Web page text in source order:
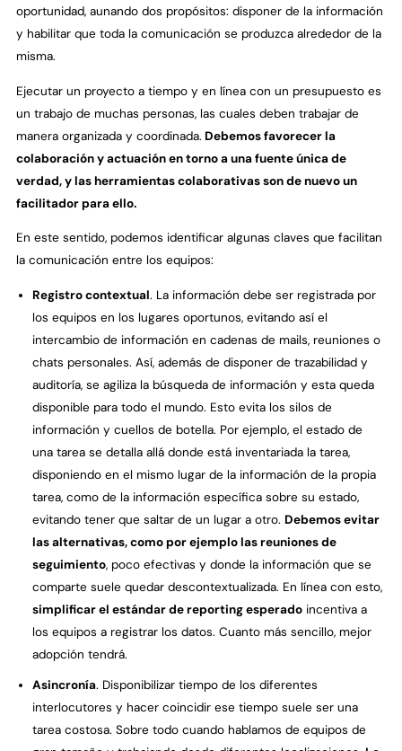
oportunidad, aunando dos propósitos: disponer de la información
y habilitar que toda la comunicación se produzca alrededor de la
misma.
Ejecutar un proyecto a tiempo y en línea con un presupuesto es
un trabajo de muchas personas, las cuales deben trabajar de
manera organizada y coordinada. Debemos favorecer la
colaboración y actuación en torno a una fuente única de
verdad, y las herramientas colaborativas son de nuevo un
facilitador para ello.
En este sentido, podemos identificar algunas claves que facilitan
la comunicación entre los equipos:
Registro contextual. La información debe ser registrada por
los equipos en los lugares oportunos, evitando así el
intercambio de información en cadenas de mails, reuniones o
chats personales. Así, además de disponer de trazabilidad y
auditoría, se agiliza la búsqueda de información y esta queda
disponible para todo el mundo. Esto evita los silos de
información y cuellos de botella. Por ejemplo, el estado de
una tarea se detalla allá donde está inventariada la tarea,
disponiendo en el mismo lugar de la información de la propia
tarea, como de la información específica sobre su estado,
evitando tener que saltar de un lugar a otro. Debemos evitar
las alternativas, como por ejemplo las reuniones de
seguimiento, poco efectivas y donde la información que se
comparte suele quedar descontextualizada. En línea con esto,
simplificar el estándar de reporting esperado incentiva a
los equipos a registrar los datos. Cuanto más sencillo, mejor
adopción tendrá.
Asincronía. Disponibilizar tiempo de los diferentes
interlocutores y hacer coincidir ese tiempo suele ser una
tarea costosa. Sobre todo cuando hablamos de equipos de